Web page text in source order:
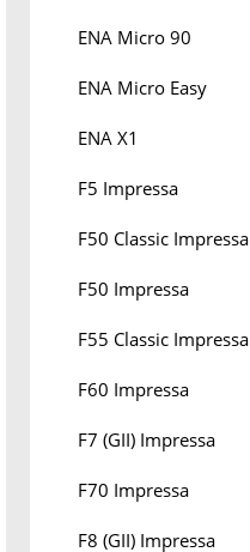
ENA Micro 90
ENA Micro Easy
ENA X1
F5 Impressa
F50 Classic Impressa
F50 Impressa
F55 Classic Impressa
F60 Impressa
F7 (GII) Impressa
F70 Impressa
F8 (GII) Impressa